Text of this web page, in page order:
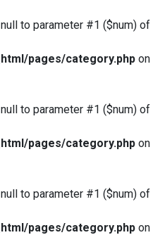
to parameter #1 ($num) of
pages/category.php on
to parameter #1 ($num) of
pages/category.php on
to parameter #1 ($num) of
pages/category.php on